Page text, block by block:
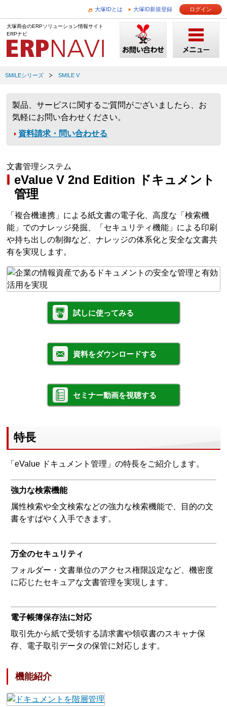
大塚IDとは 大塚ID新規登録 ログイン
大塚商会のERPソリューション情報サイト
ERPナビ
SMILEシリーズ SMILE V
製品、サービスに関するご質問がございましたら、お
気軽にお問い合わせください。
資料請求・問い合わせる
文書管理システム
eValue V 2nd Edition ドキュメント
管理
「複合機連携」による紙文書の電子化、高度な「検索機
能」でのナレッジ発掘、「セキュリティ機能」による印刷
や持ち出しの制御など、ナレッジの体系化と安全な文書共
有を実現します。
試しに使ってみる
資料をダウンロードする
セミナー動画を視聴する
特長
「eValue ドキュメント管理」の特長をご紹介します。
強力な検索機能
属性検索や全文検索などの強力な検索機能で、目的の文
書をすばやく入手できます。
万全のセキュリティ
フォルダー・文書単位のアクセス権限設定など、機密度
に応じたセキュアな文書管理を実現します。
電子帳簿保存法に対応
取引先から紙で受領する請求書や領収書のスキャナ保
存、電子取引データの保管に対応します。
機能紹介